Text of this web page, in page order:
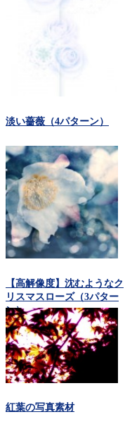
淡い薔薇（4パターン）
【高解像度】沈むようなク
リスマスローズ（3パター
ン）
紅葉の写真素材